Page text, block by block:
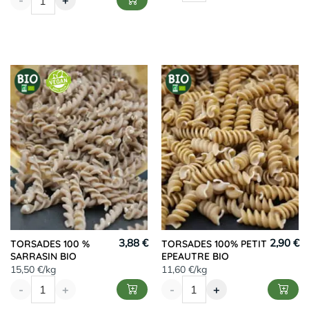
TORSADES 100 %
SARRASIN BIO
15,50 €/kg
3,88 €
- +
TORSADES 100% PETIT
EPEAUTRE BIO
11,60 €/kg
2,90 €
- +